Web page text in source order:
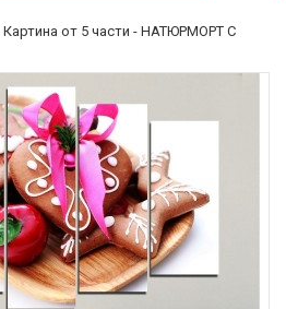
Картина от 5 части - НАТЮРМОРТ С